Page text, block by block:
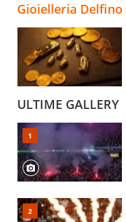
Gioielleria Delfino
ULTIME GALLERY